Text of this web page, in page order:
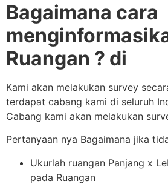
Bagaimana cara
Ruangan ? di
Kami akan melakukan survey
terdapat cabang kami di seluruh
Cabang kami akan melakukan
Pertanyaan nya Bagaimana jika
Ukurlah ruangan Panjang x
pada Ruangan